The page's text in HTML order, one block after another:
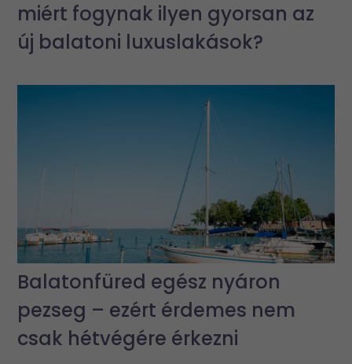
miért fogynak ilyen gyorsan az
új balatoni luxuslakások?
Balatonfüred egész nyáron
pezseg – ezért érdemes nem
csak hétvégére érkezni